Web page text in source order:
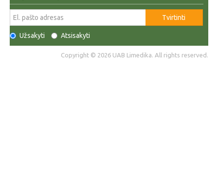
Tvirtinti
Užsakyti Atsisakyti
Copyright © 2026 UAB Limedika. All rights reserved.